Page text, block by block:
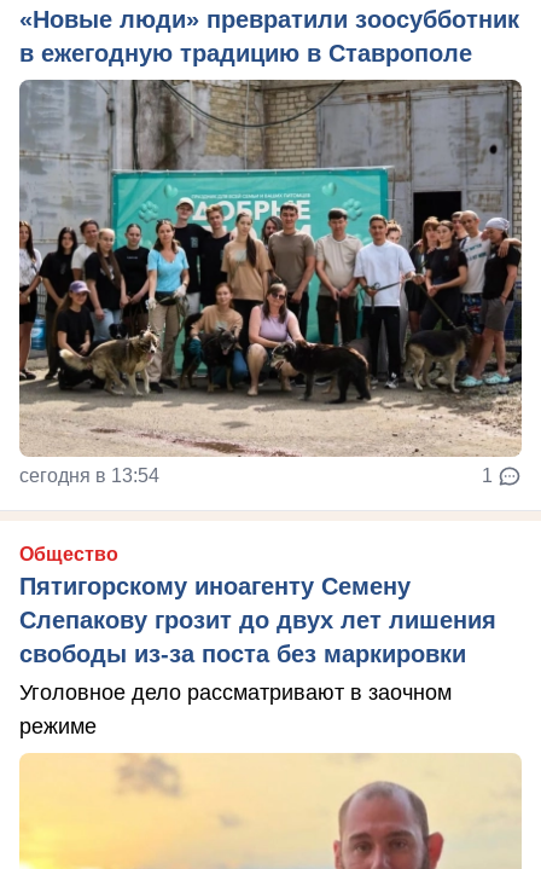
«Новые люди» превратили зоосубботник
в ежегодную традицию в Ставрополе
сегодня в 13:54 1
Общество
Пятигорскому иноагенту Семену
Слепакову грозит до двух лет лишения
свободы из-за поста без маркировки
Уголовное дело рассматривают в заочном
режиме